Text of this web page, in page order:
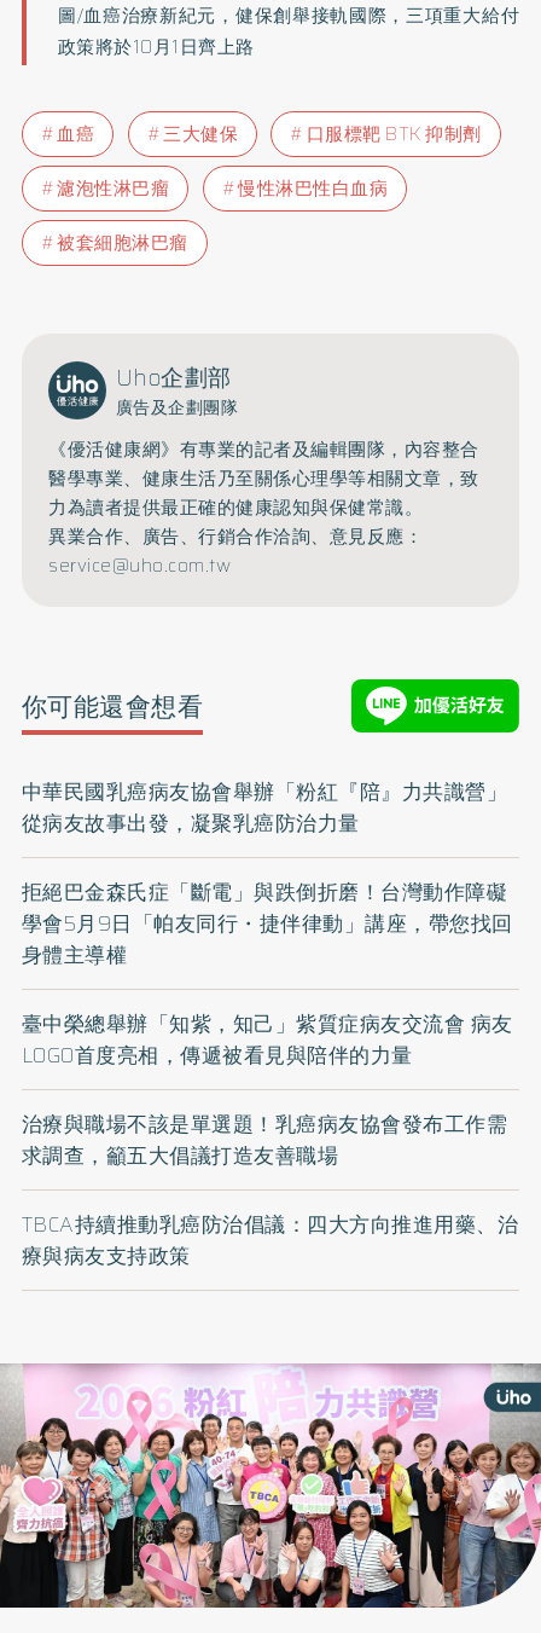
圖/血癌治療新紀元，健保創舉接軌國際，三項重大給付
政策將於10月1日齊上路
血癌 三大健保
口服標靶 BTK 抑制劑
濾泡性淋巴瘤
慢性淋巴性白血病
被套細胞淋巴瘤
Uho企劃部
廣告及企劃團隊
《優活健康網》有專業的記者及編輯團隊，內容整合
醫學專業、健康生活乃至關係心理學等相關文章，致
力為讀者提供最正確的健康認知與保健常識。
異業合作、廣告、行銷合作洽詢、意見反應：
service@uho.com.tw
你可能還會想看
中華民國乳癌病友協會舉辦「粉紅『陪』力共識營」
從病友故事出發，凝聚乳癌防治力量
拒絕巴金森氏症「斷電」與跌倒折磨！台灣動作障礙
學會5月9日「帕友同行・捷伴律動」講座，帶您找回
身體主導權
臺中榮總舉辦「知紫，知己」紫質症病友交流會 病友
LOGO首度亮相，傳遞被看見與陪伴的力量
治療與職場不該是單選題！乳癌病友協會發布工作需
求調查，籲五大倡議打造友善職場
TBCA持續推動乳癌防治倡議：四大方向推進用藥、治
療與病友支持政策